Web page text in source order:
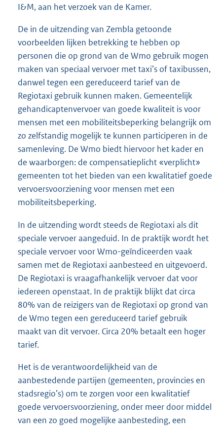
I&M, aan het verzoek van de Kamer.
De in de uitzending van Zembla getoonde
voorbeelden lijken betrekking te hebben op
personen die op grond van de Wmo gebruik mogen
maken van speciaal vervoer met taxi’s of taxibussen,
danwel tegen een gereduceerd tarief van de
Regiotaxi gebruik kunnen maken. Gemeentelijk
gehandicaptenvervoer van goede kwaliteit is voor
mensen met een mobiliteitsbeperking belangrijk om
zo zelfstandig mogelijk te kunnen participeren in de
samenleving. De Wmo biedt hiervoor het kader en
de waarborgen: de compensatieplicht «verplicht»
gemeenten tot het bieden van een kwalitatief goede
vervoersvoorziening voor mensen met een
mobiliteitsbeperking.
In de uitzending wordt steeds de Regiotaxi als dit
speciale vervoer aangeduid. In de praktijk wordt het
speciale vervoer voor Wmo-geïndiceerden vaak
samen met de Regiotaxi aanbesteed en uitgevoerd.
De Regiotaxi is vraagafhankelijk vervoer dat voor
iedereen openstaat. In de praktijk blijkt dat circa
80% van de reizigers van de Regiotaxi op grond van
de Wmo tegen een gereduceerd tarief gebruik
maakt van dit vervoer. Circa 20% betaalt een hoger
tarief.
Het is de verantwoordelijkheid van de
aanbestedende partijen (gemeenten, provincies en
stadsregio’s) om te zorgen voor een kwalitatief
goede vervoersvoorziening, onder meer door middel
van een zo goed mogelijke aanbesteding, een